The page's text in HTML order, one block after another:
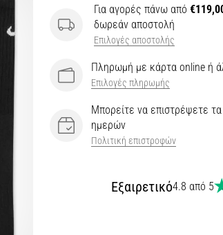
Για αγορές πάνω από
δωρεάν αποστολή
Επιλογές αποστολής
Πληρωμή με κάρτα online ή
Επιλογές πληρωμής
Μπορείτε να επιστρέψετε
ημερών
Πολιτική επιστροφών
Εξαιρετικό4.8 από 5